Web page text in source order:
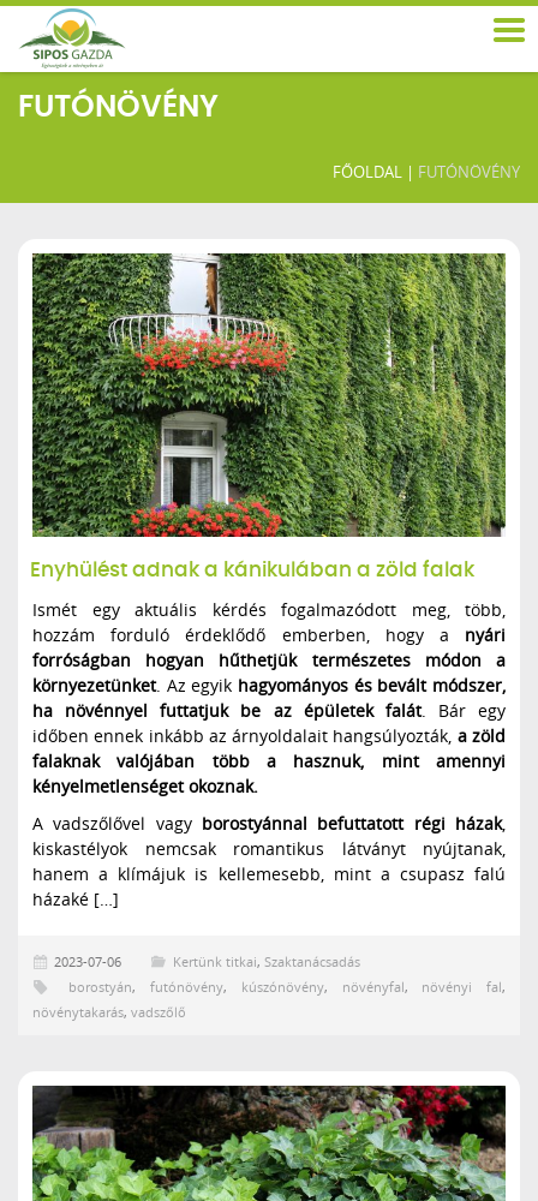
FUTÓNÖVÉNY
FŐOLDAL | FUTÓNÖVÉNY
Enyhülést adnak a kánikulában a zöld falak
Ismét egy aktuális kérdés fogalmazódott meg, több,
hozzám forduló érdeklődő emberben, hogy a nyári
forróságban hogyan hűthetjük természetes módon a
környezetünket. Az egyik hagyományos és bevált módszer,
ha növénnyel futtatjuk be az épületek falát. Bár egy
időben ennek inkább az árnyoldalait hangsúlyozták, a zöld
falaknak valójában több a hasznuk, mint amennyi
kényelmetlenséget okoznak.
A vadszőlővel vagy borostyánnal befuttatott régi házak,
kiskastélyok nemcsak romantikus látványt nyújtanak,
hanem a klímájuk is kellemesebb, mint a csupasz falú
házaké […]
2023-07-06 Kertünk titkai, Szaktanácsadás
borostyán, futónövény, kúszónövény, növényfal, növényi fal,
növénytakarás, vadszőlő